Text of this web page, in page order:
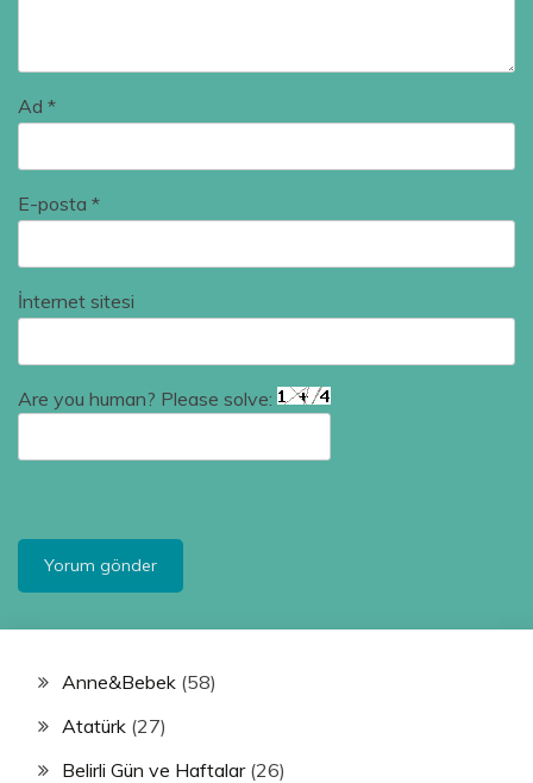
Ad *
E-posta *
İnternet sitesi
Are you human? Please solve:
Anne&Bebek (58)
Atatürk (27)
Belirli Gün ve Haftalar(26)